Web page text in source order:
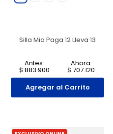
Silla Mia Paga 12 Lleva 13
Antes:
$883.900
Ahora:
$ 707.120
Agregar al Carrito